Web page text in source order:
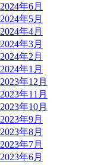
2024年6月
2024年5月
2024年4月
2024年3月
2024年2月
2024年1月
2023年12月
2023年11月
2023年10月
2023年9月
2023年8月
2023年7月
2023年6月